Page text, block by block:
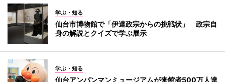
学ぶ・知る
仙台市博物館で「伊達政宗からの挑戦状」 政宗自
身の解説とクイズで学ぶ展示
学ぶ・知る
仙台アンパンマンミュージアムが来館者500万人達